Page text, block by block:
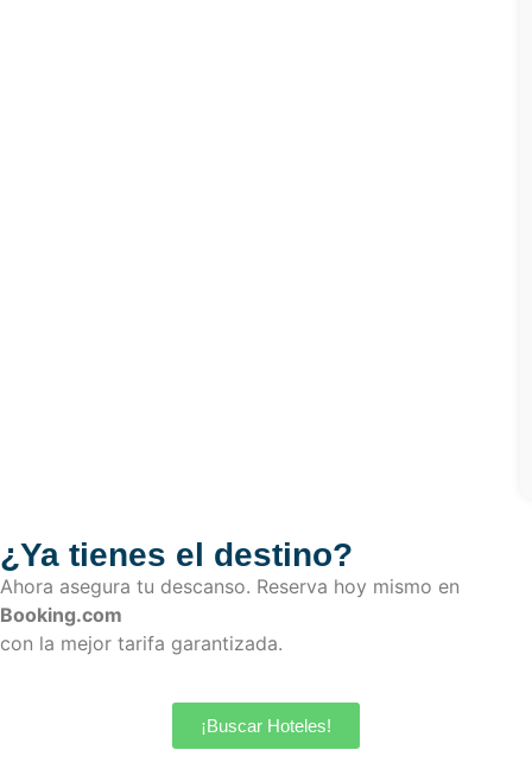
¿Ya tienes el destino?
Ahora asegura tu descanso. Reserva hoy mismo en
Booking.com
con la mejor tarifa garantizada.
¡Buscar Hoteles!